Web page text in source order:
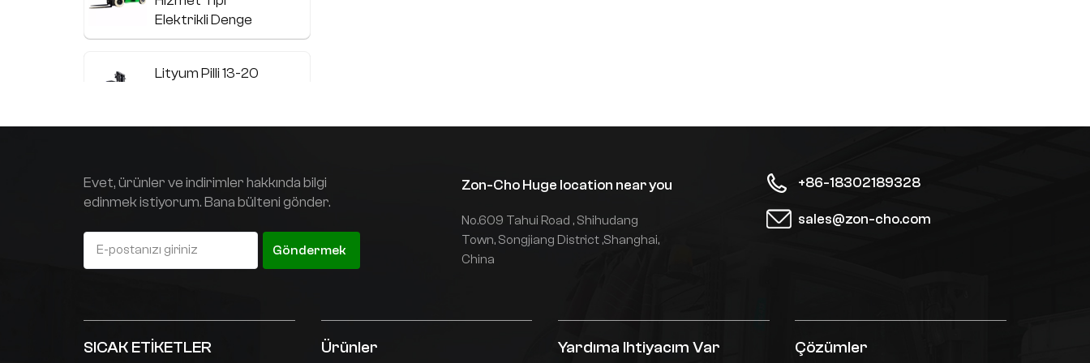
Elektrikli Denge
Ağırlıklı Forklift
Lityum Pilli 13-20
elektrikli denge
ağırlıklı forklift
Standart dışı
kamyonu
1,5 ton ile 3,0 ton
Evet, ürünler ve indirimler hakkında bilgi
edinmek istiyorum. Bana bülteni gönder.
Göndermek
Zon-Cho Huge location near you
No.609 Tahui Road , Shihudang
Town, Songjiang District ,Shanghai,
China
+86-18302189328
sales@zon-cho.com
SICAK ETİKETLER Ürünler Yardıma Ihtiyacım Var Çözümler